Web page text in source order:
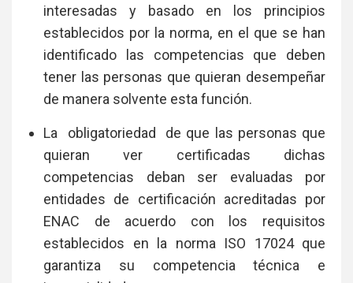
interesadas y basado en los principios
establecidos por la norma, en el que se han
identificado las competencias que deben
tener las personas que quieran desempeñar
de manera solvente esta función.
La obligatoriedad de que las personas que
quieran ver certificadas dichas
competencias deban ser evaluadas por
entidades de certificación acreditadas por
ENAC de acuerdo con los requisitos
establecidos en la norma ISO 17024 que
garantiza su competencia técnica e